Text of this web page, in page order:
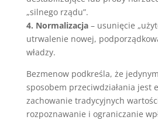
„silnego rządu”.
4. Normalizacja– usunięcie
utrwalenie nowej,
władzy.
Bezmenow podkreśla, że
sposobem przeciwdziałania jest
zachowanie tradycyjnych
rozpoznawanie i ograniczanie